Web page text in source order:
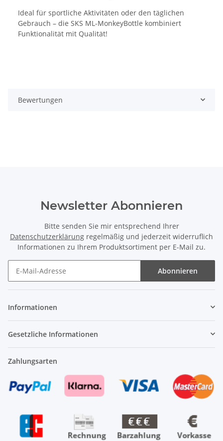
Ideal für sportliche Aktivitäten oder den täglichen
Gebrauch – die SKS ML-MonkeyBottle kombiniert
Funktionalität mit Qualität!
Bewertungen
Newsletter Abonnieren
Bitte senden Sie mir entsprechend Ihrer
Datenschutzerklärung regelmäßig und jederzeit widerruflich
Informationen zu Ihrem Produktsortiment per E-Mail zu.
Abonnieren
Informationen
Gesetzliche Informationen
Zahlungsarten